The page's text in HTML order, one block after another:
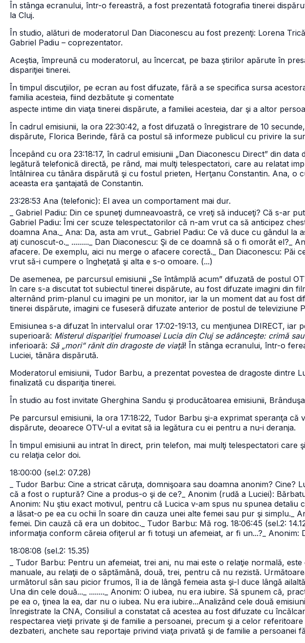
În stânga ecranului, într-o fereastră, a fost prezentată fotografia tinerei
la Cluj.
În studio, alături de moderatorul Dan Diaconescu au fost prezenţi: Lorena
Gabriel Padiu – coprezentator.
Aceştia, împreună cu moderatorul, au încercat, pe baza ştirilor apărute în
dispariţiei tinerei.
În timpul discuţiilor, pe ecran au fost difuzate, fără a se specifica sursa
familia acesteia, fiind dezbătute şi comentate
aspecte intime din viaţa tinerei dispărute, a familiei acesteia, dar şi a altor
În cadrul emisiunii, la ora 22:30:42, a fost difuzată o înregistrare de 10
dispărute, Florica Berinde, fără ca postul să informeze publicul cu privire la
Începând cu ora 23:18:17, în cadrul emisiunii „Dan Diaconescu Direct” din
legătură telefonică directă, pe rând, mai mulţi telespectatori, care au relatat
întâlnirea cu tânăra dispărută şi cu fostul prieten, Herţanu Constantin. Ana, o
aceasta era şantajată de Constantin.
23:28:53 Ana (telefonic): El avea un comportament mai dur.
_ Gabriel Padiu: Din ce spuneţi dumneavoastră, ce vreţi să induceţi? Că s-ar
Gabriel Padiu: Îmi cer scuze telespectatorilor că n-am vrut ca să anticipez
doamna Ana. _ Ana: Da, asta am vrut. _ Gabriel Padiu: Ce vă duce cu gândul
aţi cunoscut-o. _ ......... _ Dan Diaconescu: Şi de ce doamnă să o fi omorât el? _
afacere. De exemplu, aici nu merge o afacere corectă. _ Dan Diaconescu: Păi
vrut să-i cumpere o îngheţată şi alta e s-o omoare. (...)
De asemenea, pe parcursul emisiunii „Se întâmplă acum” difuzată de postul
în care s-a discutat tot subiectul tinerei dispărute, au fost difuzate imagini din
alternând prim-planul cu imagini pe un monitor, iar la un moment dat au fost
tinerei dispărute, imagini ce fuseseră difuzate anterior de postul de televiziune
Emisiunea s-a difuzat în intervalul orar 17:02-19:13, cu menţiunea DIRECT, iar
superioară: Misterul dispariţiei frumoasei Lucia din Cluj se adânceşte: crimă
inferioară: Să „mori” rănit din dragoste de viaţă! În stânga ecranului, într-o
Luciei, tânăra dispărută.
Moderatorul emisiunii, Tudor Barbu, a prezentat povestea de dragoste dintre
finalizată cu dispariţia tinerei.
În studio au fost invitate Gherghina Sandu şi producătoarea emisiunii,
Pe parcursul emisiunii, la ora 17:18:22, Tudor Barbu şi-a exprimat speranţa că
dispărute, deoarece OTV-ul a evitat să ia legătura cu ei pentru a nu-i deranja.
În timpul emisiunii au intrat în direct, prin telefon, mai mulţi telespectatori care
cu relaţia celor doi.
18:00:00 (sel.2: 07.28)
_ Tudor Barbu: Cine a stricat căruţa, domnişoara sau doamna anonim? Cine?
că a fost o ruptură? Cine a produs-o şi de ce? _ Anonim (rudă a Luciei):
Anonim: Nu ştiu exact motivul, pentru că Lucica v-am spus nu spunea detaliu
a lăsat-o pe ea cu ochii în soare din cauza unei alte femei sau pur şi simplu. _
femei. Din cauză că era un dobitoc. _ Tudor Barbu: Mă rog. 18:06:45 (sel.2:
informaţia conform căreia ofiţerul ar fi totuşi un afemeiat, ar fi un...? _ Anonim:
18:08:08 (sel.2: 15.35)
_ Tudor Barbu: Pentru un afemeiat, trei ani, nu mai este o relaţie normală,
manuale, au relaţii de o săptămână, două, trei, pentru că nu rezistă.
următorul sân sau picior frumos, îl ia de lângă femeia asta şi-l duce lângă
Una din cele două... _ ........ _ Anonim: O iubea, nu era iubire. Să spunem că,
pe ea o, ţinea la ea, dar nu o iubea. Nu era iubire...Analizând cele două
înregistrate la CNA, Consiliul a constatat că acestea au fost difuzate cu
respectarea vieţii private şi de familie a persoanei, precum şi a celor
dezbateri, anchete sau reportaje privind viaţa privată şi de familie a persoanei